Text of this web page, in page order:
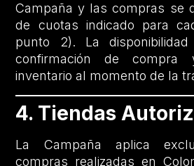
Campaña y las compras se
de cuotas indicado para
punto 2). La
confirmación de compra
inventario al momento de la
4. Tiendas
La Campaña aplica
compras realizadas en